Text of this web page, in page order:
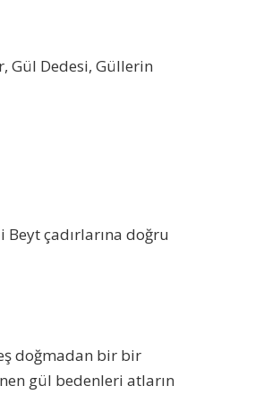
Gül Dedesi, Güllerin
çadırlarına doğru
doğmadan bir bir
gül bedenleri atların